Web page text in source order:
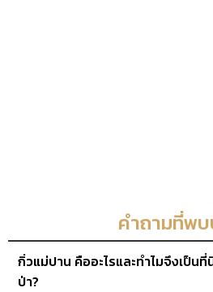
คำถามที่พ
กิ่วแม่ปาน คืออะไรและทำไมจึงเป็น
ป่า?